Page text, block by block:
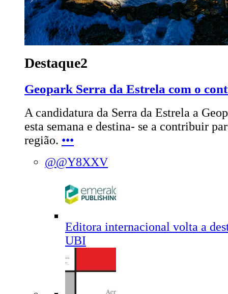
Destaque2
Geopark Serra da Estrela com o
A candidatura da Serra da Estrela a
esta semana e destina- se a contribuir
região. •••
@@Y8XXV
Editora internacional volta a
UBI